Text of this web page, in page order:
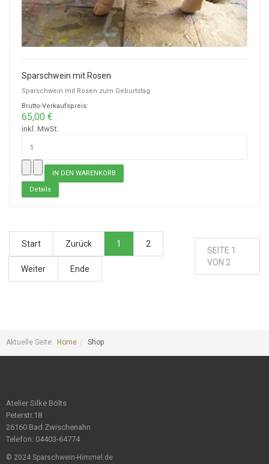
Sparschwein mit Rosen
Sparschwein mit Rosen zum Geburtstag
Brutto-Verkaufspreis:
65,00 €
inkl. MwSt.
Details
Start Zurück 1 2
Weiter Ende
SEITE 1
VON 2
Aktuelle Seite: Home Shop
Atelier Silke Bölts
Peterstr.18
26160 Bad Zwischenahn
Telefon: 04403-64774
© 2024 Sparschwein-Himmel.de